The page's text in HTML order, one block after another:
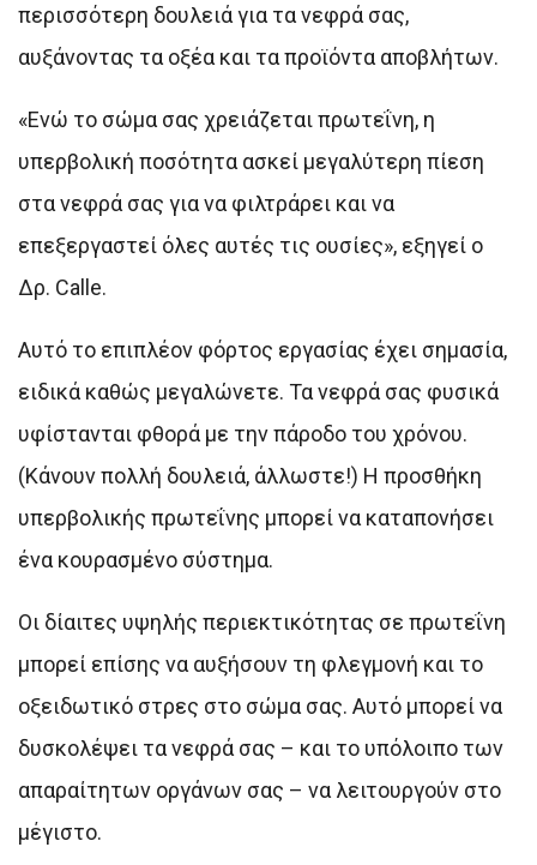
περισσότερη δουλειά για τα νεφρά σας,
αυξάνοντας τα οξέα και τα προϊόντα αποβλήτων.
«Ενώ το σώμα σας χρειάζεται πρωτεΐνη, η
υπερβολική ποσότητα ασκεί μεγαλύτερη πίεση
στα νεφρά σας για να φιλτράρει και να
επεξεργαστεί όλες αυτές τις ουσίες», εξηγεί ο
Δρ. Calle.
Αυτό το επιπλέον φόρτος εργασίας έχει σημασία,
ειδικά καθώς μεγαλώνετε. Τα νεφρά σας φυσικά
υφίστανται φθορά με την πάροδο του χρόνου.
(Κάνουν πολλή δουλειά, άλλωστε!) Η προσθήκη
υπερβολικής πρωτεΐνης μπορεί να καταπονήσει
ένα κουρασμένο σύστημα.
Οι δίαιτες υψηλής περιεκτικότητας σε πρωτεΐνη
μπορεί επίσης να αυξήσουν τη φλεγμονή και το
οξειδωτικό στρες στο σώμα σας. Αυτό μπορεί να
δυσκολέψει τα νεφρά σας – και το υπόλοιπο των
απαραίτητων οργάνων σας – να λειτουργούν στο
μέγιστο.